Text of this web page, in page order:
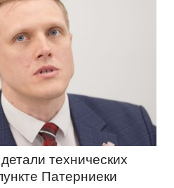
технических
Патерниеки